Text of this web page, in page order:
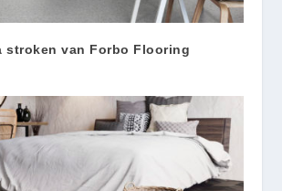
stroken van Forbo Flooring